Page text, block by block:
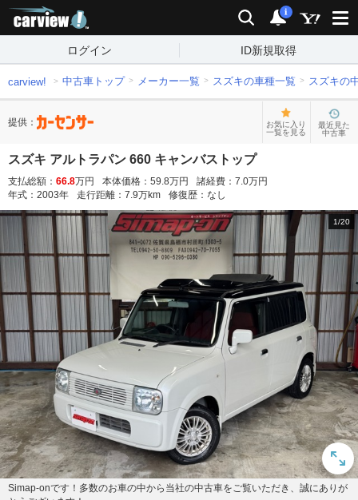
検索 通知
i
ログイン ID新規取得
carview! 中古車トップ メーカー一覧 スズキの車種一覧 スズキの
提供：
お気に入り
一覧を見る
最近見た
中古車
スズキ アルトラパン 660 キャンバストップ
支払総額： 66.8万円 本体価格： 59.8万円 諸経費： 7.0万円
年式： 2003年 走行距離： 7.9万km 修復歴： なし
1/20
Simap-onです！多数のお車の中から当社の中古車をご覧いただき、誠にありが